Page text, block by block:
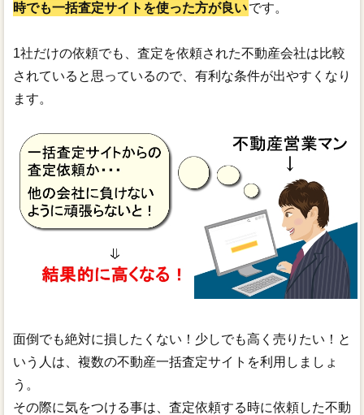
時でも一括査定サイトを使った方が良いです。
1社だけの依頼でも、査定を依頼された不動産会社は比較
されていると思っているので、有利な条件が出やすくなり
ます。
面倒でも絶対に損したくない！少しでも高く売りたい！と
いう人は、複数の不動産一括査定サイトを利用しましょ
う。
その際に気をつける事は、査定依頼する時に依頼した不動